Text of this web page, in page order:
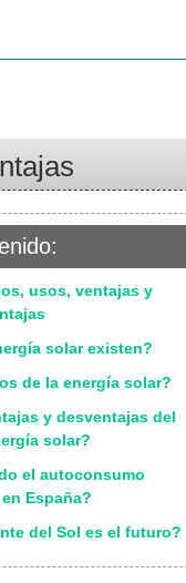
usos, ventajas y
solar existen?
de la energía solar?
y desventajas del
solar?
el autoconsumo
España?
del Sol es el futuro?